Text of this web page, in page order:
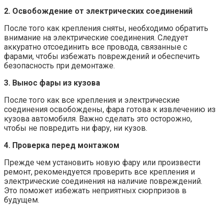
2. Освобождение от электрических соединений
После того как крепления сняты, необходимо обратить
внимание на электрические соединения. Следует
аккуратно отсоединить все провода, связанные с
фарами, чтобы избежать повреждений и обеспечить
безопасность при демонтаже.
3. Вынос фары из кузова
После того как все крепления и электрические
соединения освобождены, фара готова к извлечению из
кузова автомобиля. Важно сделать это осторожно,
чтобы не повредить ни фару, ни кузов.
4. Проверка перед монтажом
Прежде чем установить новую фару или произвести
ремонт, рекомендуется проверить все крепления и
электрические соединения на наличие повреждений.
Это поможет избежать неприятных сюрпризов в
будущем.